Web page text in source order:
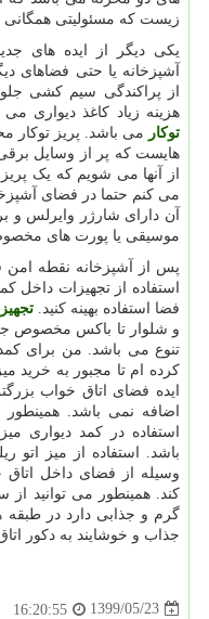
زیست که مسئولیتی
یکی دیگر از ایده های
آشپزخانه یا حتی فضاهای
از پراکندگی سیم کشی
هزینه زیاد کاغذ دیواری
توکار می باشد. پریز توکار
هایست که پر از وسایل
از آنها می شویم که یک
می کنم حتما در فضای
آن دارای شارژر وایرلس و
موسیقی یا پورت های مخصوص
پس از آشپزخانه نقطه امن
استفاده از تجهیزات داخل
فضا استفاده بهینه کنید.
و شلوار تا باکس مخصوص
تنوع می باشد. من برای کمد
کرده ام تا مجبور به خرید
ایده فضای اتاق خواب
اضافه نمی باشد.
استفاده در کمد دیواری
باشد. استفاده از میز اتو
وسیله از فضای داخل
کند. همینطور می توانید
گرم و جذابی دارد در طبقه
جذاب و خوشایند به دکور
1399/05/23
16:20:55